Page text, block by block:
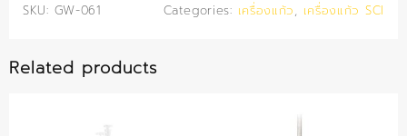
SKU: GW-061 Categories: เครื่องแก้ว, เครื่องแก้ว SCI
Related products